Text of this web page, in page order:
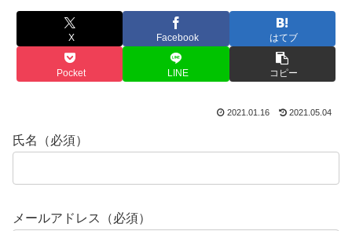
X Facebook はてブ
Pocket LINE コピー
2021.01.16 2021.05.04
氏名（必須）
メールアドレス（必須）